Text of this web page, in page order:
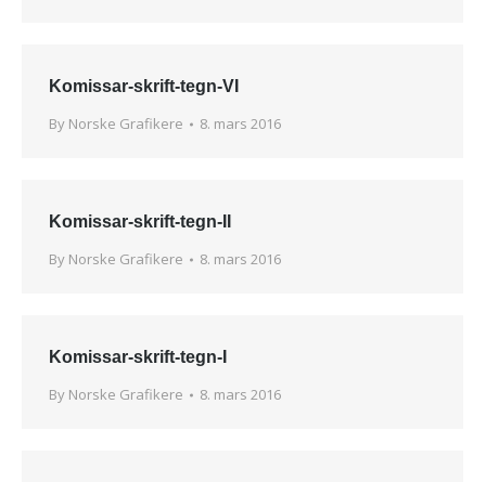
Komissar-skrift-tegn-VI
By Norske Grafikere 8. mars 2016
Komissar-skrift-tegn-II
By Norske Grafikere 8. mars 2016
Komissar-skrift-tegn-I
By Norske Grafikere 8. mars 2016